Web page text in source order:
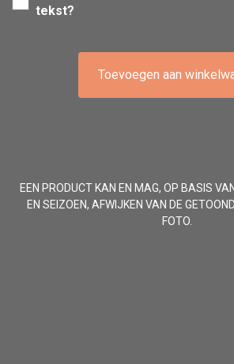
tekst?
Toevoegen aan
EEN PRODUCT KAN EN MAG, OP BASIS
EN SEIZOEN, AFWIJKEN VAN DE
FOTO.